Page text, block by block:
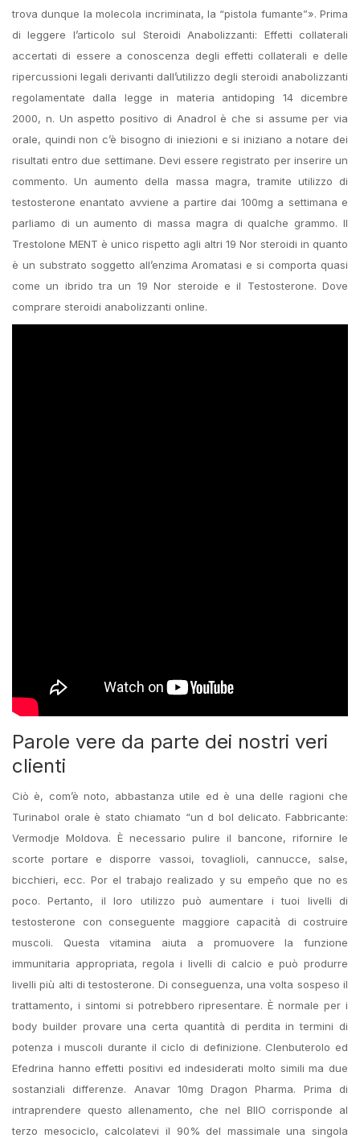
trova dunque la molecola incriminata, la “pistola fumante”». Prima
di leggere l’articolo sul Steroidi Anabolizzanti: Effetti collaterali
accertati di essere a conoscenza degli effetti collaterali e delle
ripercussioni legali derivanti dall’utilizzo degli steroidi anabolizzanti
regolamentate dalla legge in materia antidoping 14 dicembre
2000, n. Un aspetto positivo di Anadrol è che si assume per via
orale, quindi non c’è bisogno di iniezioni e si iniziano a notare dei
risultati entro due settimane. Devi essere registrato per inserire un
commento. Un aumento della massa magra, tramite utilizzo di
testosterone enantato avviene a partire dai 100mg a settimana e
parliamo di un aumento di massa magra di qualche grammo. Il
Trestolone MENT è unico rispetto agli altri 19 Nor steroidi in quanto
è un substrato soggetto all’enzima Aromatasi e si comporta quasi
come un ibrido tra un 19 Nor steroide e il Testosterone. Dove
comprare steroidi anabolizzanti online.
Parole vere da parte dei nostri veri
clienti
Ciò è, com’è noto, abbastanza utile ed è una delle ragioni che
Turinabol orale è stato chiamato “un d bol delicato. Fabbricante:
Vermodje Moldova. È necessario pulire il bancone, rifornire le
scorte portare e disporre vassoi, tovaglioli, cannucce, salse,
bicchieri, ecc. Por el trabajo realizado y su empeño que no es
poco. Pertanto, il loro utilizzo può aumentare i tuoi livelli di
testosterone con conseguente maggiore capacità di costruire
muscoli. Questa vitamina aiuta a promuovere la funzione
immunitaria appropriata, regola i livelli di calcio e può produrre
livelli più alti di testosterone. Di conseguenza, una volta sospeso il
trattamento, i sintomi si potrebbero ripresentare. È normale per i
body builder provare una certa quantità di perdita in termini di
potenza i muscoli durante il ciclo di definizione. Clenbuterolo ed
Efedrina hanno effetti positivi ed indesiderati molto simili ma due
sostanziali differenze. Anavar 10mg Dragon Pharma. Prima di
intraprendere questo allenamento, che nel BIIO corrisponde al
terzo mesociclo, calcolatevi il 90% del massimale una singola